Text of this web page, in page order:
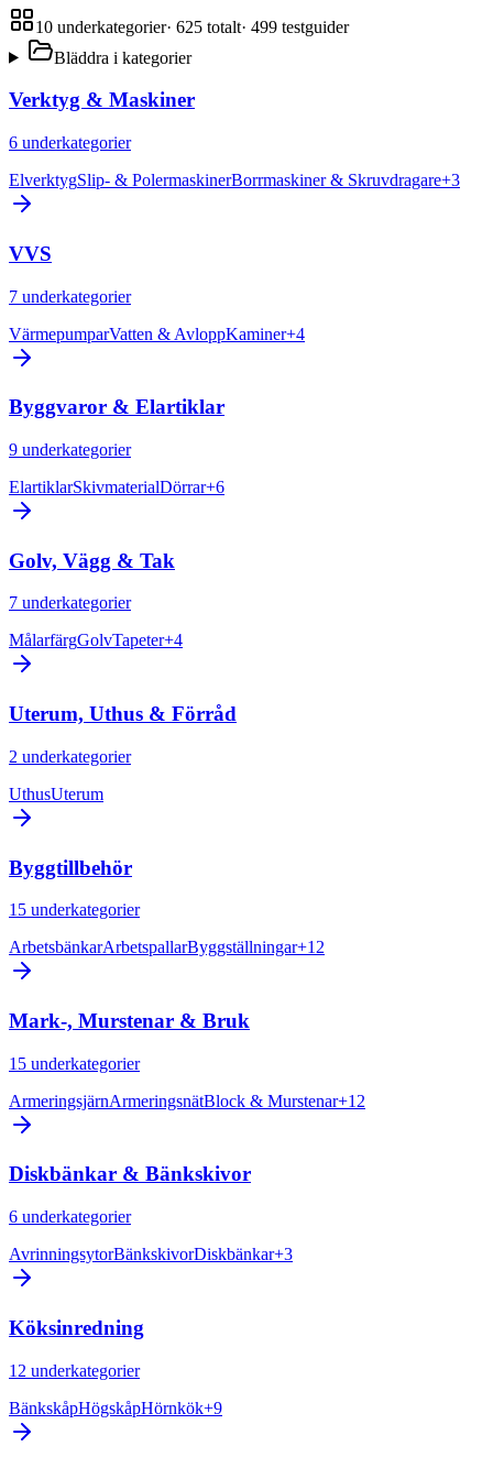
10 underkategorier· 625 totalt· 499 testguider
Bläddra i kategorier
Verktyg & Maskiner
6 underkategorier
ElverktygSlip- & PolermaskinerBorrmaskiner & Skruvdragare+3
VVS
7 underkategorier
VärmepumparVatten & AvloppKaminer+4
Byggvaror & Elartiklar
9 underkategorier
ElartiklarSkivmaterialDörrar+6
Golv, Vägg & Tak
7 underkategorier
MålarfärgGolvTapeter+4
Uterum, Uthus & Förråd
2 underkategorier
UthusUterum
Byggtillbehör
15 underkategorier
ArbetsbänkarArbetspallarByggställningar+12
Mark-, Murstenar & Bruk
15 underkategorier
ArmeringsjärnArmeringsnätBlock & Murstenar+12
Diskbänkar & Bänkskivor
6 underkategorier
AvrinningsytorBänkskivorDiskbänkar+3
Köksinredning
12 underkategorier
BänkskåpHögskåpHörnkök+9